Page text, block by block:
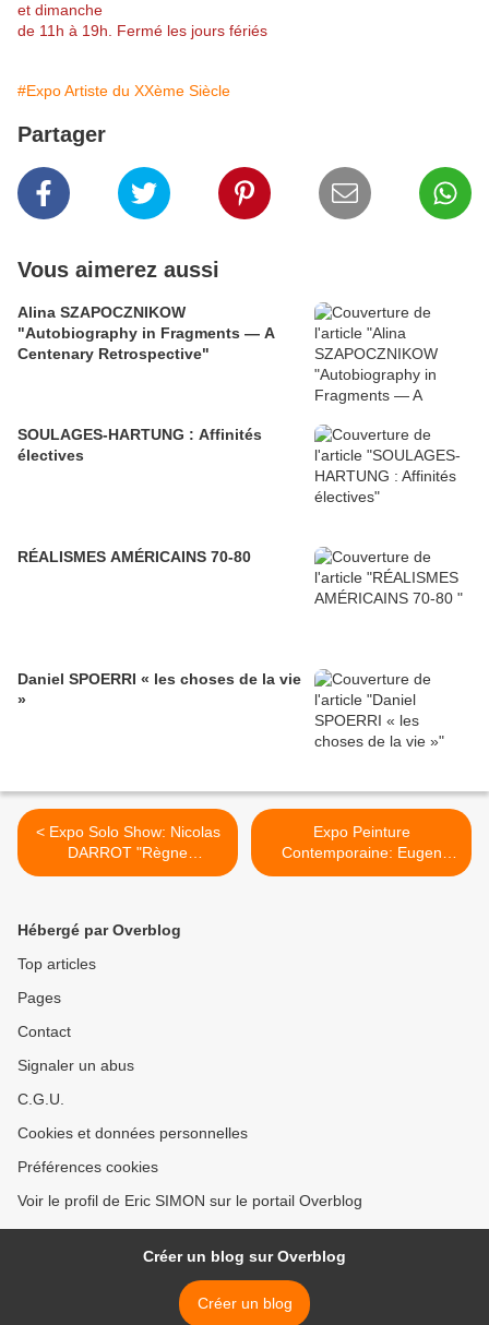
et dimanche
de 11h à 19h. Fermé les jours fériés
#Expo Artiste du XXème Siècle
Partager
Vous aimerez aussi
Alina SZAPOCZNIKOW
"Autobiography in Fragments — A
Centenary Retrospective"
SOULAGES-HARTUNG : Affinités
électives
RÉALISMES AMÉRICAINS 70-80
Daniel SPOERRI « les choses de la vie
»
< Expo Solo Show: Nicolas
DARROT "Règne
Analogue"
Expo Peinture
Contemporaine: Eugen
GABRITSCHEVSKY (1893-
Hébergé par Overblog
Top articles
Pages
Contact
Signaler un abus
C.G.U.
Cookies et données personnelles
Préférences cookies
Voir le profil de Eric SIMON sur le portail Overblog
Créer un blog sur Overblog
Créer un blog